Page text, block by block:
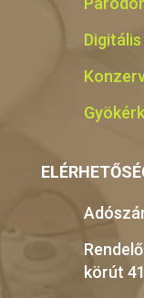
körút